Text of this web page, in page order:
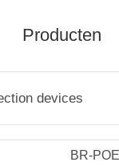
Producten
devices
BR-